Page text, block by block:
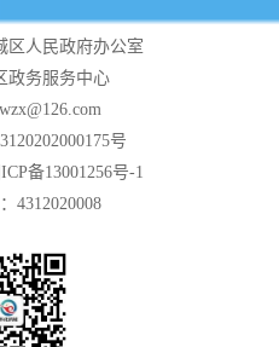
区人民政府办公室
政务服务中心
号
备13001256号-1
4312020008